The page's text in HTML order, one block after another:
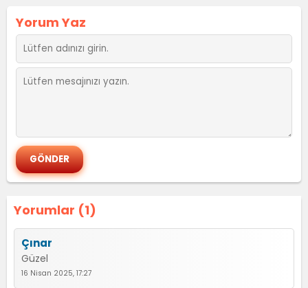
Yorumlar (1)
Çınar
Güzel
16 Nisan 2025, 17:27
Yorum Yaz